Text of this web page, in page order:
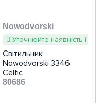
Nowodvorski
Уточнюйте наявність і
Світильник
Nowodvorski 3346
Celtic
80686